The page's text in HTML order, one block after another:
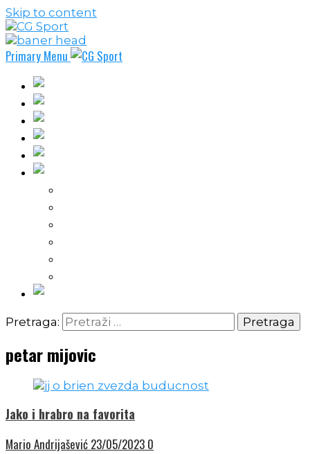
Skip to content
Primary Menu
Pretraga:
petar mijovic
Jako i hrabro na favorita
Mario Andrijašević 23/05/2023 0